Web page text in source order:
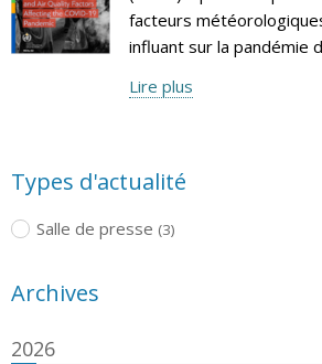
facteurs
influant sur la pandémie
Lire plus
Types d'actualité
Salle de presse (3)
Archives
2026